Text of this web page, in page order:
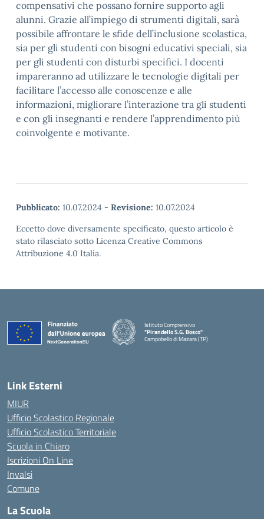
compensativi che possano fornire supporto agli
alunni. Grazie all’impiego di strumenti digitali, sarà
possibile affrontare le sfide dell’inclusione scolastica,
sia per gli studenti con bisogni educativi speciali, sia
per gli studenti con disturbi specifici. I docenti
impareranno ad utilizzare le tecnologie digitali per
facilitare l’accesso alle conoscenze e alle
informazioni, migliorare l’interazione tra gli studenti
e con gli insegnanti e rendere l’apprendimento più
coinvolgente e motivante.
Pubblicato: 10.07.2024 - Revisione: 10.07.2024
Eccetto dove diversamente specificato, questo articolo è
stato rilasciato sotto Licenza Creative Commons
Attribuzione 4.0 Italia.
Istituto Comprensivo
"Pirandello S.G. Bosco"
Campobello di Mazara (TP)
— Visita la pagina iniziale della scuola
Link Esterni
MIUR
Ufficio Scolastico Regionale
Ufficio Scolastico Territoriale
Scuola in Chiaro
Iscrizioni On Line
Invalsi
Comune
La Scuola